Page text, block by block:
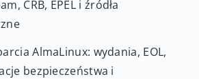
CRB, EPEL i źródła
AlmaLinux: wydania, EOL,
bezpieczeństwa i